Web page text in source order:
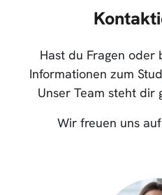
Hast du Fragen oder
Informationen zum
Unser Team steht dir
Wir freuen uns